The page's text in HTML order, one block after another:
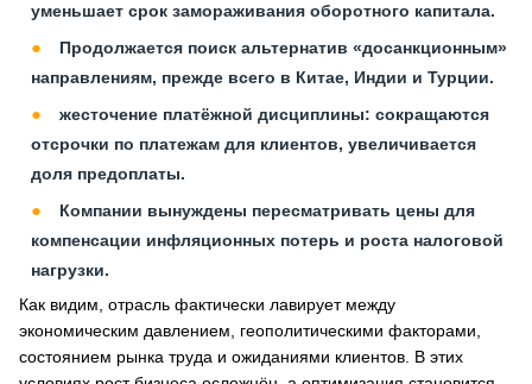
уменьшает срок замораживания оборотного капитала.
Продолжается поиск альтернатив «досанкционным»
направлениям, прежде всего в Китае, Индии и Турции.
жесточение платёжной дисциплины: сокращаются
отсрочки по платежам для клиентов, увеличивается
доля предоплаты.
Компании вынуждены пересматривать цены для
компенсации инфляционных потерь и роста налоговой
нагрузки.
Как видим, отрасль фактически лавирует между
экономическим давлением, геополитическими факторами,
состоянием рынка труда и ожиданиями клиентов. В этих